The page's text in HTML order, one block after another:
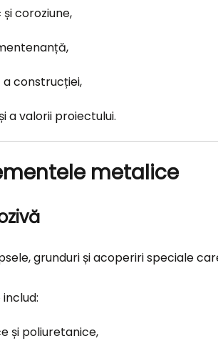
coroziune,
construcției,
a valorii proiectului.
metalice
grunduri și acoperiri speciale
și poliuretanice,